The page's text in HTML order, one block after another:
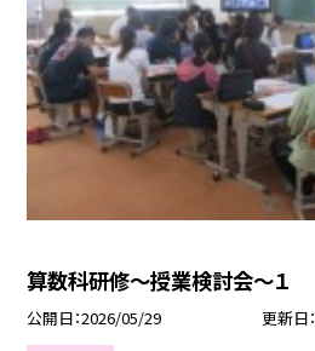
算数科研修～授業検討会～１
公開日 2026/05/29 更新日